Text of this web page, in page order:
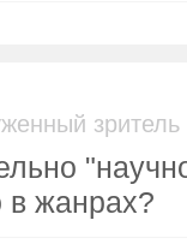
зритель
в жанрах?